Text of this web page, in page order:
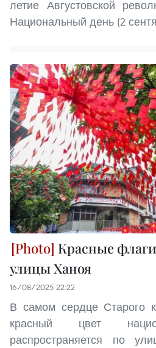
летие Августовской
Национальный день (2
Красные
улицы Ханоя
16/08/2025 22:22
В самом сердце Старого
красный цвет
распространяется по